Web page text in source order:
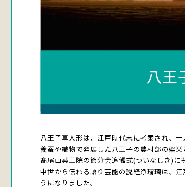
八王
八王子車人形は、江戸時代末に考案され、
養蚕や織物で発展した八王子の農村部の娯
髙尾山薬王院の節分会追儺式(ついなしき)に
中世から伝わる語り芸能の説経浄瑠璃は、
うになりました。